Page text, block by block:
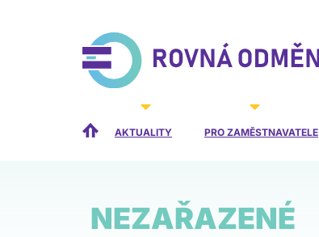
AKTUALITY PRO ZAMĚSTNAVATELE
NEZAŘAZENÉ